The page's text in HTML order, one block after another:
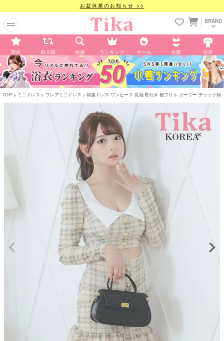
お盆休業のお知らせ >>
BRAND
新作 再入荷 検索 ランキング セール 水着 浴衣
TOP ミニドレス フレアミニドレス 韓国ドレス ワンピース 長袖 襟付き 裾フリル ガーリー チェック